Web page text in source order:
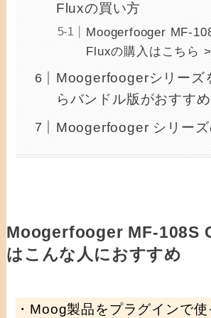
Fluxの買い方
Moogerfooger MF-
Fluxの購入はこちら
Moogerfoogerシリーズ
らバンドル版がおすすめ
Moogerfooger シリー
Moogerfooger MF-108S
はこんな人におすすめ
・Moog製品をプラグインで